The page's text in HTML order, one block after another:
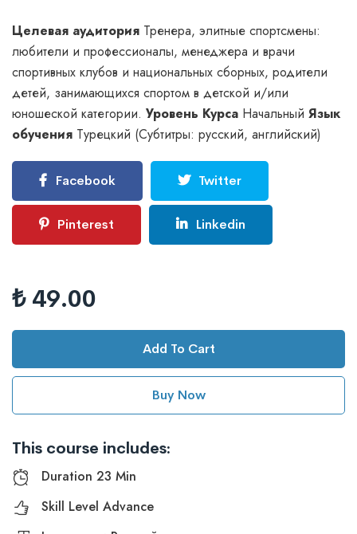
Целевая аудитория Тренера, элитные спортсмены:
любители и профессионалы, менеджера и врачи
спортивных клубов и национальных сборных, родители
детей, занимающихся спортом в детской и/или
юношеской категории. Уровень Курса Начальный Язык
обучения Турецкий (Субтитры: русский, английский)
Facebook Twitter
Pinterest Linkedin
₺ 49.00
Add To Cart
Buy Now
This course includes:
Duration 23 Min
Skill Level Advance